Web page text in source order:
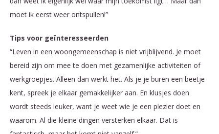
moet ik eerst weer ontspullen!”
Tips voor geïnteresseerden
“Leven in een woongemeenschap is niet vrijblijvend. Je moet
bereid zijn om mee te doen met gezamenlijke activiteiten of
werkgroepjes. Alleen dan werkt het. Als je je buren een beetje
kent, spreek je elkaar gemakkelijker aan. En klusjes doen
wordt steeds leuker, want je weet wie je een plezier doet en
waarom. Al die kleine dingen versterken elkaar. Dat is